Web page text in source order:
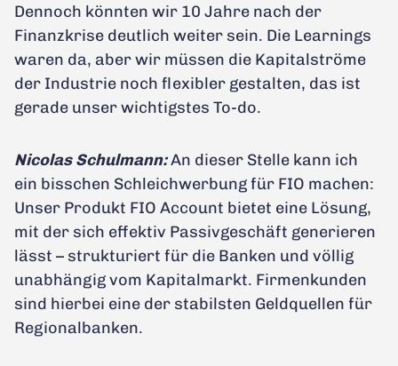
Dennoch könnten wir 10 Jahre nach der
Finanzkrise deutlich weiter sein. Die Learnings
waren da, aber wir müssen die Kapitalströme
der Industrie noch flexibler gestalten, das ist
gerade unser wichtigstes To-do.
Nicolas Schulmann:An dieser Stelle kann ich
ein bisschen Schleichwerbung für FIO machen:
Unser Produkt FIO Account bietet eine Lösung,
mit der sich effektiv Passivgeschäft generieren
lässt – strukturiert für die Banken und völlig
unabhängig vom Kapitalmarkt. Firmenkunden
sind hierbei eine der stabilsten Geldquellen für
Regionalbanken.